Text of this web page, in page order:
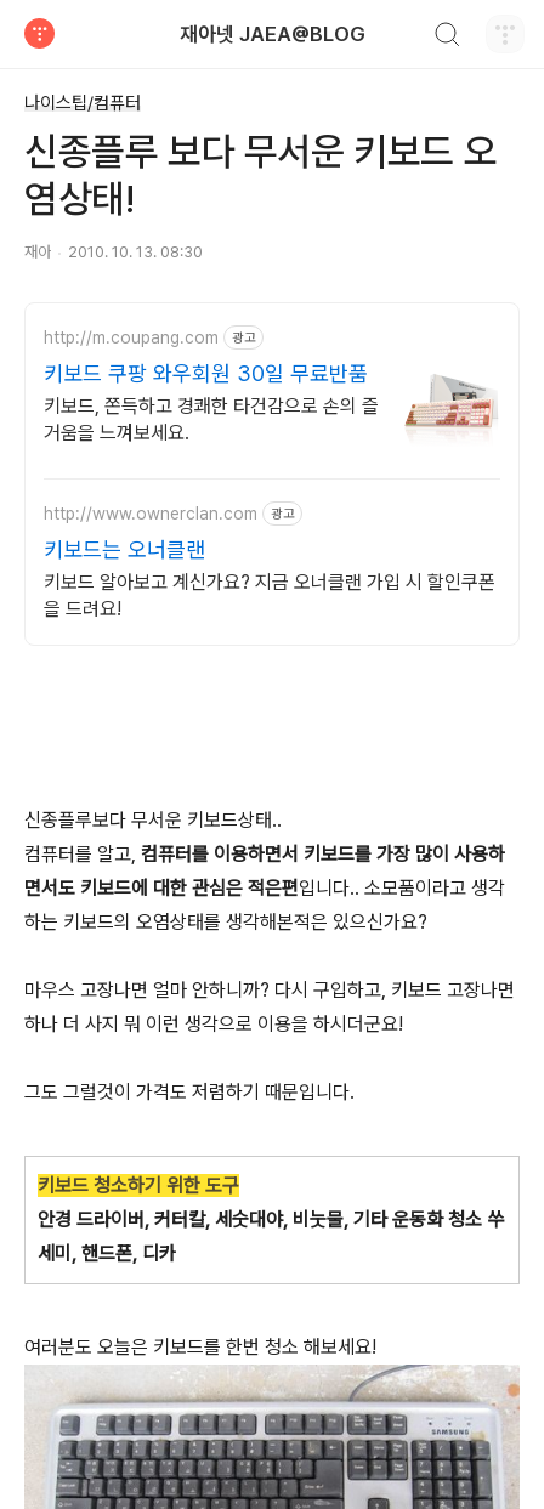
재아넷 JAEA@BLOG
나이스팁/컴퓨터
신종플루 보다 무서운 키보드 오
염상태!
재아 2010. 10. 13. 08:30
http://m.coupang.com 광고
키보드 쿠팡 와우회원 30일 무료반품
키보드, 쫀득하고 경쾌한 타건감으로 손의 즐
거움을 느껴보세요.
http://www.ownerclan.com 광고
키보드는 오너클랜
키보드 알아보고 계신가요? 지금 오너클랜 가입 시 할인쿠폰
을 드려요!
신종플루보다 무서운 키보드상태..
컴퓨터를 알고, 컴퓨터를 이용하면서 키보드를 가장 많이 사용하
면서도 키보드에 대한 관심은 적은편입니다.. 소모품이라고 생각
하는 키보드의 오염상태를 생각해본적은 있으신가요?
마우스 고장나면 얼마 안하니까? 다시 구입하고, 키보드 고장나면
하나 더 사지 뭐 이런 생각으로 이용을 하시더군요!
그도 그럴것이 가격도 저렴하기 때문입니다.
키보드 청소하기 위한 도구
안경 드라이버, 커터칼, 세숫대야, 비눗물, 기타 운동화 청소 쑤
세미, 핸드폰, 디카
여러분도 오늘은 키보드를 한번 청소 해보세요!